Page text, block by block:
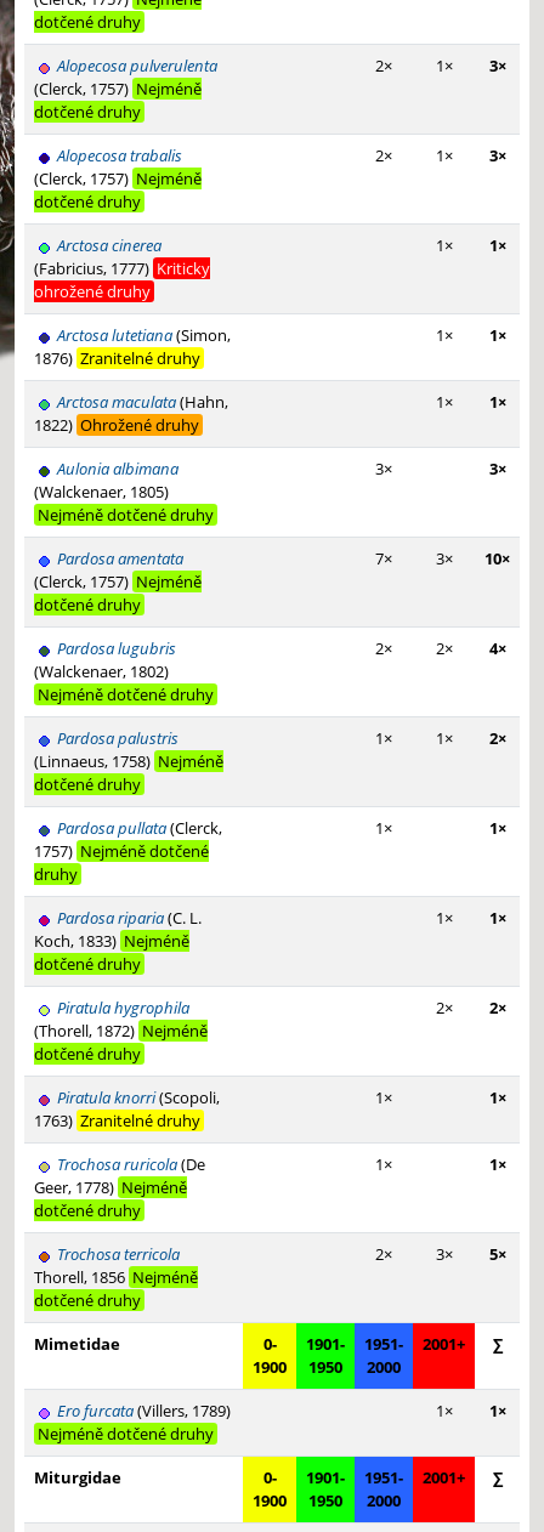
dotčené druhy
Alopecosa pulverulenta
(Clerck, 1757) Nejméně
dotčené druhy
2× 1× 3×
Alopecosa trabalis
(Clerck, 1757) Nejméně
dotčené druhy
2× 1× 3×
Arctosa cinerea
(Fabricius, 1777) Kriticky
ohrožené druhy
1× 1×
Arctosa lutetiana(Simon,
1876) Zranitelné druhy
1× 1×
Arctosa maculata(Hahn,
1822) Ohrožené druhy
1× 1×
Aulonia albimana
(Walckenaer, 1805)
Nejméně dotčené druhy
3× 3×
Pardosa amentata
(Clerck, 1757) Nejméně
dotčené druhy
7× 3× 10×
Pardosa lugubris
(Walckenaer, 1802)
Nejméně dotčené druhy
2× 2× 4×
Pardosa palustris
(Linnaeus, 1758) Nejméně
dotčené druhy
1× 1× 2×
Pardosa pullata(Clerck,
1757) Nejméně dotčené
druhy
1× 1×
Pardosa riparia(C. L.
Koch, 1833) Nejméně
dotčené druhy
1× 1×
Piratula hygrophila
(Thorell, 1872) Nejméně
dotčené druhy
2× 2×
Piratula knorri(Scopoli,
1763) Zranitelné druhy
1× 1×
Trochosa ruricola(De
Geer, 1778) Nejméně
dotčené druhy
1× 1×
Trochosa terricola
Thorell, 1856 Nejméně
dotčené druhy
2× 3× 5×
Mimetidae
0-
1900
1901-
1950
1951-
2000
2001+ ∑
Ero furcata(Villers, 1789)
Nejméně dotčené druhy
1× 1×
Miturgidae
0-
1900
1901-
1950
1951-
2000
2001+ ∑